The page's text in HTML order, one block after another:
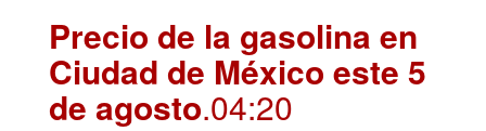
Precio de la gasolina en
Ciudad de México este 5
de agosto.04:20